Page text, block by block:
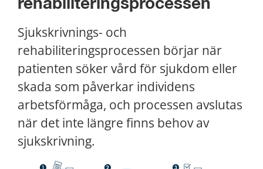
rehabiliteringsprocessen
Sjukskrivnings- och
rehabiliteringsprocessen börjar när
patienten söker vård för sjukdom eller
skada som påverkar individens
arbetsförmåga, och processen avslutas
när det inte längre finns behov av
sjukskrivning.